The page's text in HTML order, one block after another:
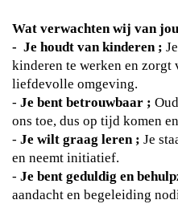
Wat verwachten wij van
- Je houdt van kinderen ;
kinderen te werken en zorgt
liefdevolle omgeving.
- Je bent betrouwbaar ;
ons toe, dus op tijd komen
- Je wilt graag leren ; Je
en neemt initiatief.
- Je bent geduldig en
aandacht en begeleiding